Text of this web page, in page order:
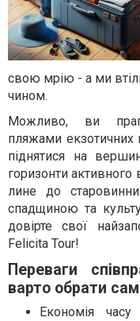
свою мрію - а ми
чином.
Можливо, ви
пляжами екзотичних
піднятися на
горизонти
лине до
спадщиною та
довірте свої
Felicita Tour!
Переваги
варто обрати
Економія